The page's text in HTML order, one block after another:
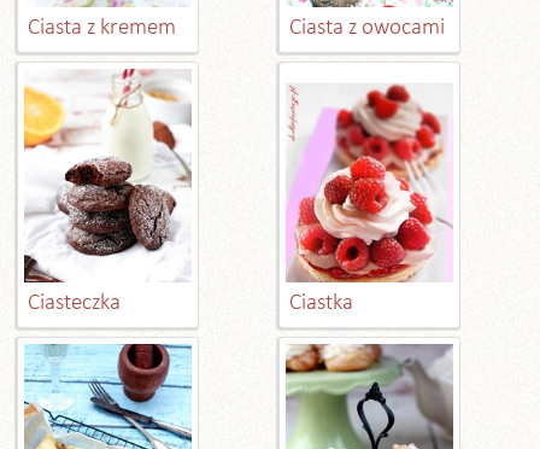
Ciasta z kremem Ciasta z owocami
Ciasteczka Ciastka